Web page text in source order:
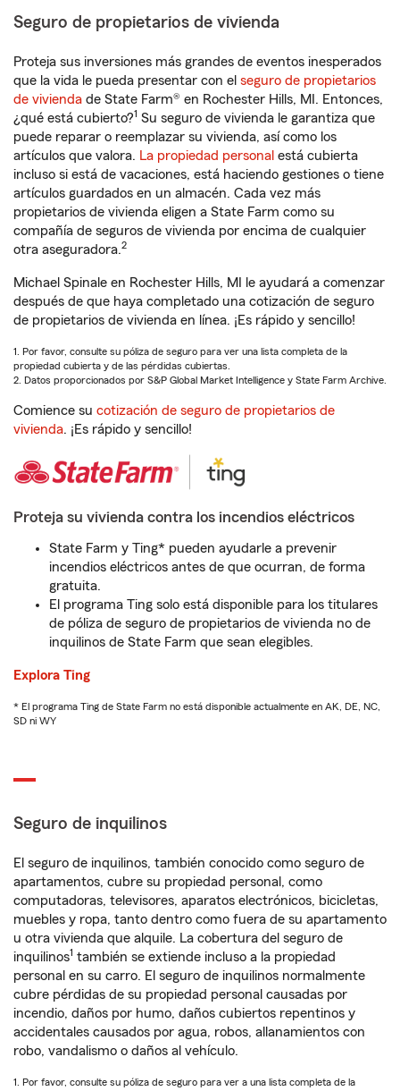
Seguro de propietarios de vivienda
Proteja sus inversiones más grandes de eventos inesperados
que la vida le pueda presentar con el seguro de propietarios
de vivienda de State Farm® en Rochester Hills, MI. Entonces,
¿qué está cubierto?1 Su seguro de vivienda le garantiza que
puede reparar o reemplazar su vivienda, así como los
artículos que valora. La propiedad personal está cubierta
incluso si está de vacaciones, está haciendo gestiones o tiene
artículos guardados en un almacén. Cada vez más
propietarios de vivienda eligen a State Farm como su
compañía de seguros de vivienda por encima de cualquier
otra aseguradora.2
Michael Spinale en Rochester Hills, MI le ayudará a comenzar
después de que haya completado una cotización de seguro
de propietarios de vivienda en línea. ¡Es rápido y sencillo!
1. Por favor, consulte su póliza de seguro para ver una lista completa de la
propiedad cubierta y de las pérdidas cubiertas.
2. Datos proporcionados por S&P Global Market Intelligence y State Farm Archive.
Comience su cotización de seguro de propietarios de
vivienda. ¡Es rápido y sencillo!
Proteja su vivienda contra los incendios eléctricos
State Farm y Ting* pueden ayudarle a prevenir
incendios eléctricos antes de que ocurran, de forma
gratuita.
El programa Ting solo está disponible para los titulares
de póliza de seguro de propietarios de vivienda no de
inquilinos de State Farm que sean elegibles.
Explora Ting
* El programa Ting de State Farm no está disponible actualmente en AK, DE, NC,
SD ni WY
Seguro de inquilinos
El seguro de inquilinos, también conocido como seguro de
apartamentos, cubre su propiedad personal, como
computadoras, televisores, aparatos electrónicos, bicicletas,
muebles y ropa, tanto dentro como fuera de su apartamento
u otra vivienda que alquile. La cobertura del seguro de
inquilinos1 también se extiende incluso a la propiedad
personal en su carro. El seguro de inquilinos normalmente
cubre pérdidas de su propiedad personal causadas por
incendio, daños por humo, daños cubiertos repentinos y
accidentales causados por agua, robos, allanamientos con
robo, vandalismo o daños al vehículo.
1. Por favor, consulte su póliza de seguro para ver a una lista completa de la